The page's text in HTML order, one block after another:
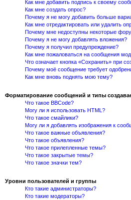
Как мне добавить подпись к своему
Как мне создать опрос?
Почему я не могу добавить больше
Как мне отредактировать или удалить
Почему мне недоступны некоторые
Почему я не могу добавлять вложения?
Почему я получил предупреждение?
Как мне пожаловаться на сообщения
Что означает кнопка «Сохранить» при
Почему моё сообщение требует
Как мне вновь поднять мою тему?
Форматирование сообщений и типы
Что такое BBCode?
Могу ли я использовать HTML?
Что такое смайлики?
Могу ли я добавлять изображения к
Что такое важные объявления?
Что такое объявления?
Что такое прилепленные темы?
Что такое закрытые темы?
Что такое значки тем?
Уровни пользователей и группы
Кто такие администраторы?
Кто такие модераторы?